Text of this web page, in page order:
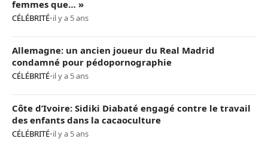
femmes que… »
CÉLÉBRITÉ•il y a 5 ans
Allemagne: un ancien joueur du Real Madrid
condamné pour pédopornographie
CÉLÉBRITÉ•il y a 5 ans
Côte d’Ivoire: Sidiki Diabaté engagé contre le travail
des enfants dans la cacaoculture
CÉLÉBRITÉ•il y a 5 ans